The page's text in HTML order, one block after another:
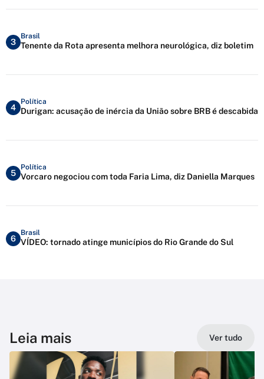
3
Brasil
Tenente da Rota apresenta melhora neurológica, diz boletim
4
Política
Durigan: acusação de inércia da União sobre BRB é descabida
5
Política
Vorcaro negociou com toda Faria Lima, diz Daniella Marques
6
Brasil
VÍDEO: tornado atinge municípios do Rio Grande do Sul
Leia mais Ver tudo